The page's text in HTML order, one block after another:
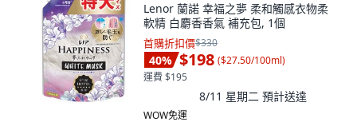
Lenor 蘭諾 幸福之夢 柔和觸感衣物柔
軟精 白麝香香氣 補充包, 1個
首購折扣價$330
40% $198 ($27.50/100ml)
運費 $195
8/11 星期二 預計送達
WOW免運